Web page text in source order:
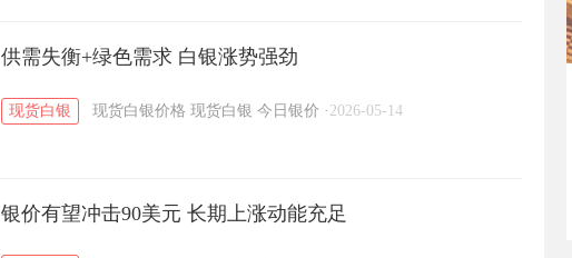
供需失衡+绿色需求 白银涨势强劲
现货白银 现货白银价格 现货白银 今日银价 · 2026-05-14
银价有望冲击90美元 长期上涨动能充足